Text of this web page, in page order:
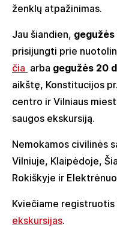
ženklų atpažinimas.
Jau šiandien, gegužės
prisijungti prie
čia arba gegužės 20
aikštę, Konstitucijos
centro ir Vilniaus
saugos ekskursiją.
Nemokamos civilinės
Vilniuje, Klaipėdoje,
Rokiškyje ir
Kviečiame
ekskursijas.